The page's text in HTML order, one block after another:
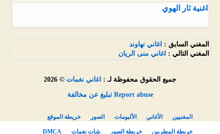
اغنية ثار الهوي
المغني السابق : اغاني نهاوند
المغني التالي : اغاني منى الريان
جميع الحقوق محفوظة لـ : اغاني نغمات © 2026
Report abuse تبليغ عن مخالفة
المغنيين الأغاني الألبومات الصور خريطة الموقع
خريطة المطربين خريطة الصور شات نغمات DMCA